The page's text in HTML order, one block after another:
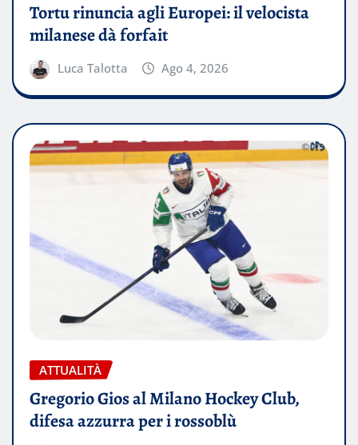
Tortu rinuncia agli Europei: il velocista
milanese dà forfait
Luca Talotta Ago 4, 2026
ATTUALITÀ
Gregorio Gios al Milano Hockey Club,
difesa azzurra per i rossoblù